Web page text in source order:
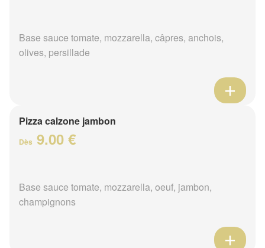
Base sauce tomate, mozzarella, câpres, anchois,
olives, persillade
Pizza calzone jambon
Dès 9.00 €
Base sauce tomate, mozzarella, oeuf, jambon,
champignons